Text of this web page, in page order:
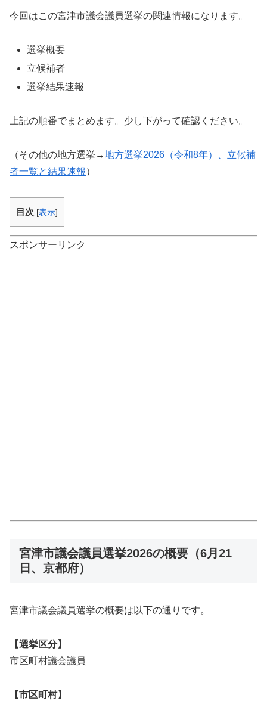
今回はこの宮津市議会議員選挙の関連情報になります。
選挙概要
立候補者
選挙結果速報
上記の順番でまとめます。少し下がって確認ください。
（その他の地方選挙→地方選挙2026（令和8年）、立候補
者一覧と結果速報 ）
目次 [表示]
スポンサーリンク
宮津市議会議員選挙2026の概要（6月21
日、京都府）
宮津市議会議員選挙の概要は以下の通りです。
【選挙区分】
市区町村議会議員
【市区町村】